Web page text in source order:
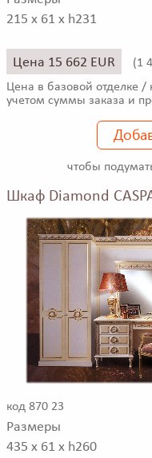
215 x 61 x h231
Цена 15 662 EUR (1
Цена в базовой отделке
учетом суммы заказа и
чтобы
Шкаф Diamond
код 870 23
Размеры
435 x 61 x h260